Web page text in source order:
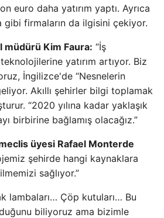
euro daha yatırım yaptı. Ayrıca
gibi firmaların da ilgisini çekiyor.
müdürü Kim Faura: “İş
yatırım artıyor. Biz
İngilizce'de “Nesnelerin
Akıllı şehirler bilgi toplamak
“2020 yılına kadar yaklaşık
birbirine bağlamış olacağız.”
üyesi Rafael Monterde
şehirde hangi kaynaklara
sağlıyor.”
lambaları… Çöp kutuları… Bu
biliyoruz ama bizimle